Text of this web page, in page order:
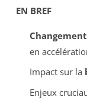
EN BREF
en
Impact sur la
Enjeux